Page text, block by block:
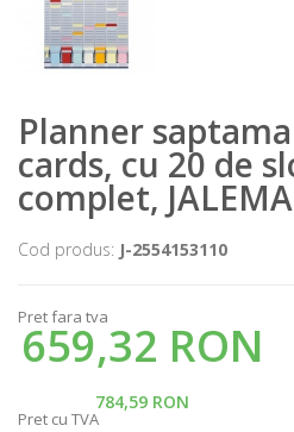
Planner
cards, cu 20 de
complet,
Cod produs: J-2554153110
Pret fara tva
659,32 RON
784,59 RON
Pret cu TVA